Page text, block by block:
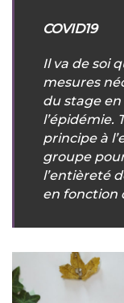
COVID19
Il va de soi
mesures
du stage
l’épidémie.
principe à
groupe
l’entièreté
en fonction